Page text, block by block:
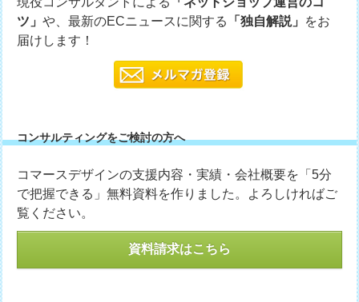
ツ」や、最新のECニュースに関する 「独自解説」 をお
届けします！
コンサルティングをご検討の方へ
コマースデザインの支援内容・実績・会社概要を「5分
で把握できる」無料資料を作りました。よろしければご
覧ください。
資料請求はこちら